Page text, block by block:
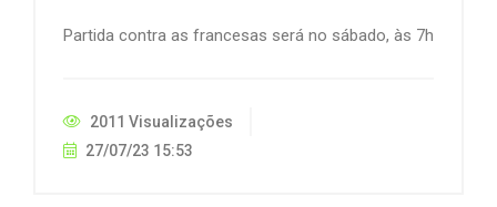
Partida contra as francesas será no sábado, às 7h
2011 Visualizações
27/07/23 15:53